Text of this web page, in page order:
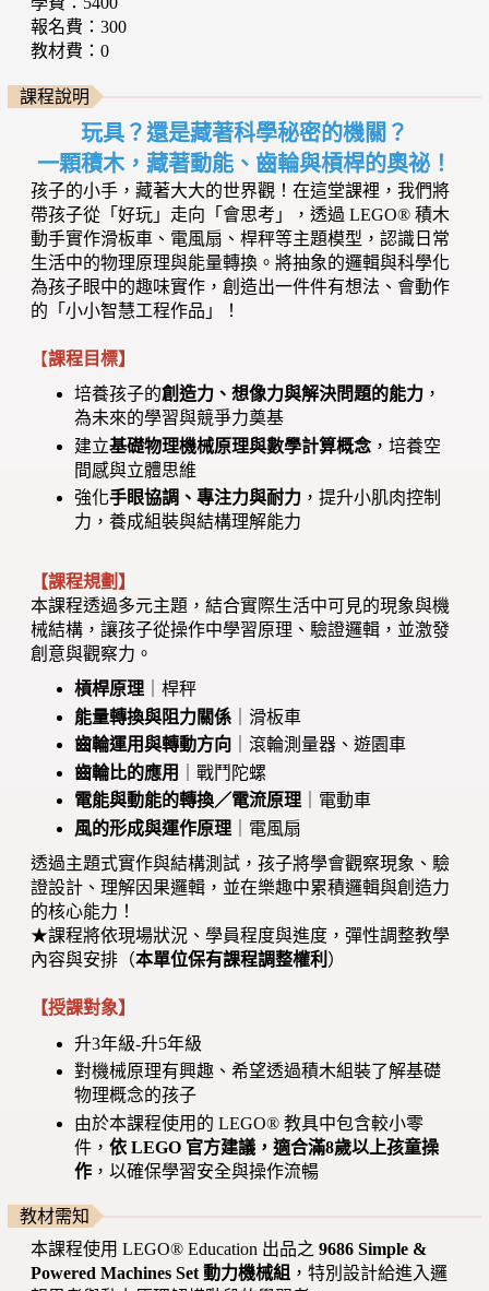
報名費：300
教材費：0
課程說明
玩具？還是藏著科學秘密的機關？
一顆積木，藏著動能、齒輪與槓桿的奧祕！
孩子的小手，藏著大大的世界觀！在這堂課裡，我們將
帶孩子從「好玩」走向「會思考」，透過 LEGO® 積木
動手實作滑板車、電風扇、桿秤等主題模型，認識日常
生活中的物理原理與能量轉換。將抽象的邏輯與科學化
為孩子眼中的趣味實作，創造出一件件有想法、會動作
的「小小智慧工程作品」！
【課程目標】
培養孩子的創造力、想像力與解決問題的能力 ，
為未來的學習與競爭力奠基
建立基礎物理機械原理與數學計算概念，培養空
間感與立體思維
強化手眼協調、專注力與耐力 ，提升小肌肉控制
力，養成組裝與結構理解能力
【課程規劃】
本課程透過多元主題，結合實際生活中可見的現象與機
械結構，讓孩子從操作中學習原理、驗證邏輯，並激發
創意與觀察力。
槓桿原理 ｜桿秤
能量轉換與阻力關係 ｜滑板車
齒輪運用與轉動方向 ｜滾輪測量器、遊園車
齒輪比的應用
｜戰鬥陀螺
電能與動能的轉換／電流原理 ｜電動車
風的形成與運作原理 ｜電風扇
透過主題式實作與結構測試，孩子將學會觀察現象、驗
證設計、理解因果邏輯，並在樂趣中累積邏輯與創造力
的核心能力！
★課程將依現場狀況、學員程度與進度，彈性調整教學
內容與安排（本單位保有課程調整權利 ）
【授課對象】
升3年級-升5年級
對機械原理有興趣、希望透過積木組裝了解基礎
物理概念的孩子
由於本課程使用的 LEGO® 教具中包含較小零
件，依 LEGO 官方建議，適合滿8歲以上孩童操
作 ，以確保學習安全與操作流暢
教材需知
本課程使用 LEGO® Education 出品之9686 Simple &
Powered Machines Set 動力機械組 ，特別設計給進入邏